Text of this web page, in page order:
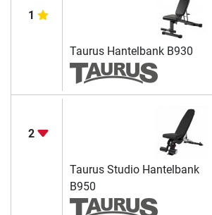
1
Taurus Hantelbank B930
2
Taurus Studio Hantelbank
B950